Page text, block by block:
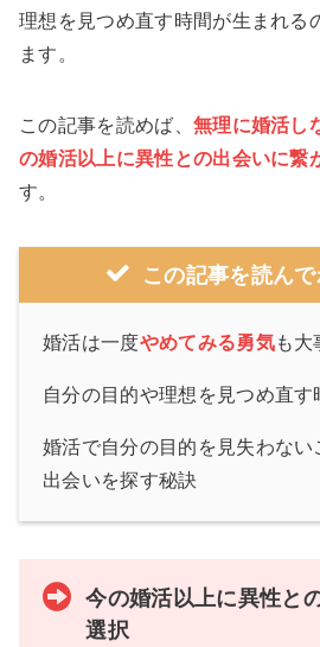
理想を見つめ直す時間が生まれる
ます。
この記事を読めば、 無理に婚活し
の婚活以上に異性との出会いに繋
す。
この記事を読ん
婚活は一度やめてみる勇気も大
自分の目的や理想を見つめ直す
婚活で自分の目的を見失わない
出会いを探す秘訣
今の婚活以上に異性と
選択